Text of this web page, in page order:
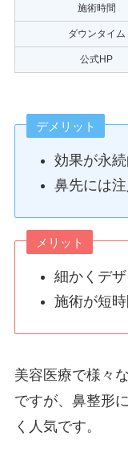
施術時間
ダウンタイム
公式HP
デメリット
効果が永
鼻先には
メリット
細かくデ
施術が短
美容医療で様々
ですが、鼻整形
く人気です。